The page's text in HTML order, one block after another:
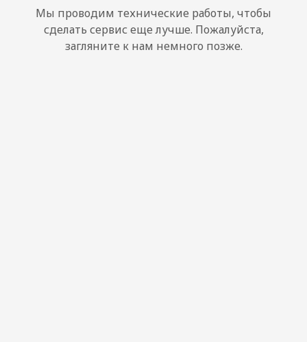
Мы проводим технические работы, чтобы
сделать сервис еще лучше. Пожалуйста,
загляните к нам немного позже.